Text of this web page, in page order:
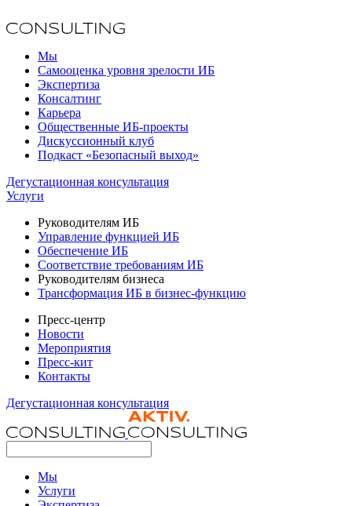
Мы
Самооценка уровня зрелости ИБ
Экспертиза
Консалтинг
Карьера
Общественные ИБ-проекты
Дискуссионный клуб
Подкаст «Безопасный выход»
Дегустационная консультация
Услуги
Руководителям ИБ
Управление функцией ИБ
Обеспечение ИБ
Соответствие требованиям ИБ
Руководителям бизнеса
Трансформация ИБ в бизнес-функцию
Пресс-центр
Новости
Мероприятия
Пресс-кит
Контакты
Дегустационная консультация
Мы
Услуги